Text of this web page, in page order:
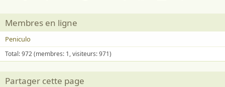
Membres en ligne
Peniculo
Total: 972 (membres: 1, visiteurs: 971)
Partager cette page